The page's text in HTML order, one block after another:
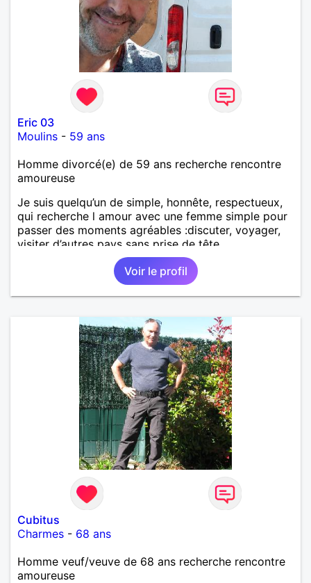
Eric 03
Moulins - 59 ans
Homme divorcé(e) de 59 ans recherche rencontre
amoureuse
Je suis quelqu’un de simple, honnête, respectueux,
qui recherche l amour avec une femme simple pour
passer des moments agréables :discuter, voyager,
visiter d’autres pays sans prise de tête.
Voir le profil
Cubitus
Charmes - 68 ans
Homme veuf/veuve de 68 ans recherche rencontre
amoureuse